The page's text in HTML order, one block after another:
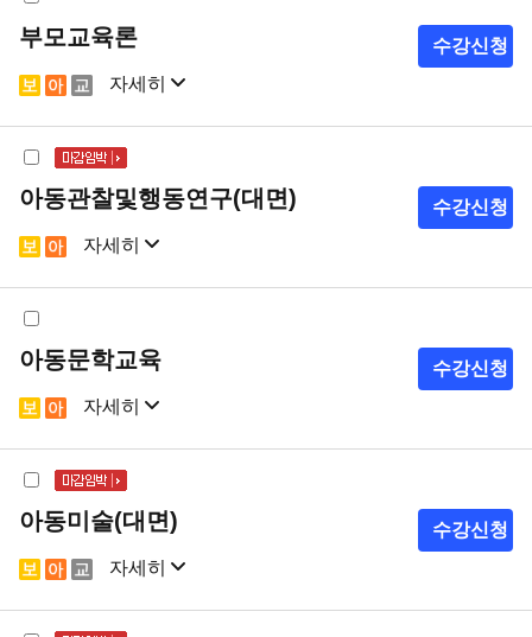
부모교육론
자세히
샘플강의 강의계획서
수강신청
아동관찰및행동연구(대면)
자세히
샘플강의 강의계획서
수강신청
아동문학교육
자세히
샘플강의 강의계획서
수강신청
아동미술(대면)
자세히
샘플강의 강의계획서
수강신청